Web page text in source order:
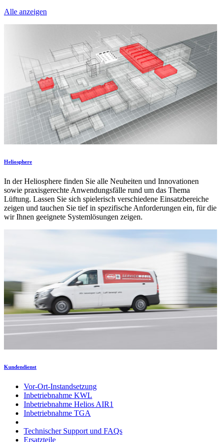
Alle anzeigen
Heliosphere
In der Heliosphere finden Sie alle Neuheiten und Innovationen
sowie praxisgerechte Anwendungsfälle rund um das Thema
Lüftung. Lassen Sie sich spielerisch verschiedene Einsatzbereiche
zeigen und tauchen Sie tief in spezifische Anforderungen ein, für die
wir Ihnen geeignete Systemlösungen zeigen.
Kundendienst
Vor-Ort-Instandsetzung
Inbetriebnahme KWL
Inbetriebnahme Helios AIR1
Inbetriebnahme TGA
Technischer Support und FAQs
Ersatzteile